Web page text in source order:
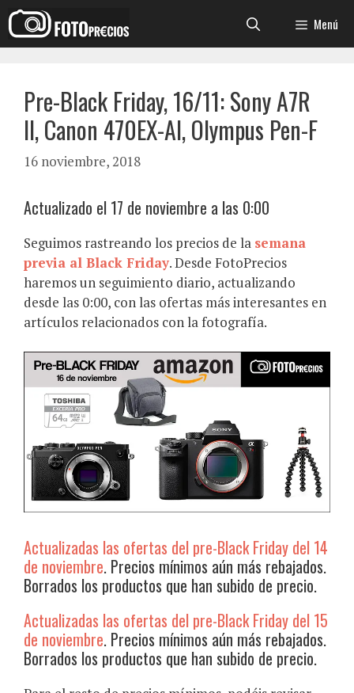
Saltar
al
contenido
Menú
Pre-Black Friday, 16/11: Sony A7R
II, Canon 470EX-AI, Olympus Pen-F
16 noviembre, 2018
Actualizado el 17 de noviembre a las 0:00
Seguimos rastreando los precios de la semana
previa al Black Friday. Desde FotoPrecios
haremos un seguimiento diario, actualizando
desde las 0:00, con las ofertas más interesantes en
artículos relacionados con la fotografía.
Actualizadas las ofertas del pre-Black Friday del 14
de noviembre. Precios mínimos aún más rebajados.
Borrados los productos que han subido de precio.
Actualizadas las ofertas del pre-Black Friday del 15
de noviembre. Precios mínimos aún más rebajados.
Borrados los productos que han subido de precio.